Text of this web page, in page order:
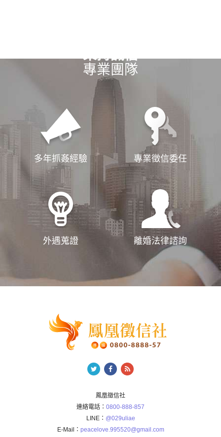
秉持誠信
專業團隊
多年抓姦經驗 專業徵信委任
外遇蒐證 離婚法律諮詢
鳳凰徵信社
連絡電話： 0800-888-857
LINE： @029uliae
E-Mail： peacelove.995520@gmail.com